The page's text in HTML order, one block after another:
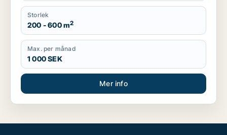
Storlek
200 - 600 m2
Max. per månad
1 000 SEK
Mer info